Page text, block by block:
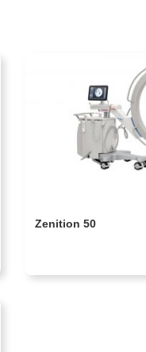
Zenition 50